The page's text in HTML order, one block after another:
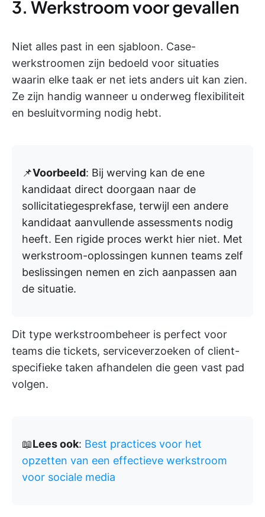
3. Werkstroom voor gevallen
Niet alles past in een sjabloon. Case-
werkstroomen zijn bedoeld voor situaties
waarin elke taak er net iets anders uit kan zien.
Ze zijn handig wanneer u onderweg flexibiliteit
en besluitvorming nodig hebt.
📌Voorbeeld: Bij werving kan de ene
kandidaat direct doorgaan naar de
sollicitatiegesprekfase, terwijl een andere
kandidaat aanvullende assessments nodig
heeft. Een rigide proces werkt hier niet. Met
werkstroom-oplossingen kunnen teams zelf
beslissingen nemen en zich aanpassen aan
de situatie.
Dit type werkstroombeheer is perfect voor
teams die tickets, serviceverzoeken of client-
specifieke taken afhandelen die geen vast pad
volgen.
📖Lees ook: Best practices voor het
opzetten van een effectieve werkstroom
voor sociale media